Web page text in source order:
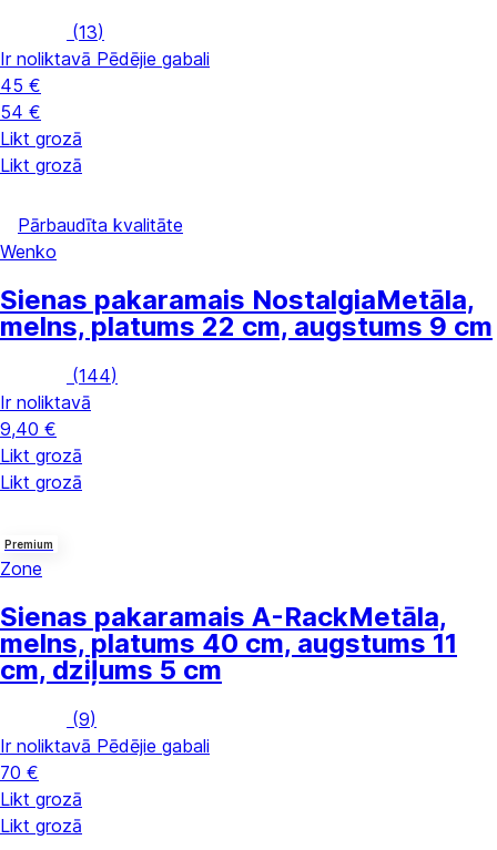
(13)
Ir noliktavā Pēdējie gabali
45 €
54 €
Likt grozā
Likt grozā
Pārbaudīta kvalitāte
Wenko
Sienas pakaramais NostalgiaMetāla,
melns, platums 22 cm, augstums 9 cm
(144)
Ir noliktavā
9,40 €
Likt grozā
Likt grozā
Premium
Zone
Sienas pakaramais A-RackMetāla,
melns, platums 40 cm, augstums 11
cm, dziļums 5 cm
(9)
Ir noliktavā Pēdējie gabali
70 €
Likt grozā
Likt grozā